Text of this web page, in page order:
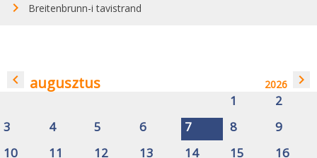
Breitenbrunn-i tavistrand
navigate_before augusztus 2026 navigate_next
1
2
3
4 5 6 7 8
9
10
11 12 13 14 15
16